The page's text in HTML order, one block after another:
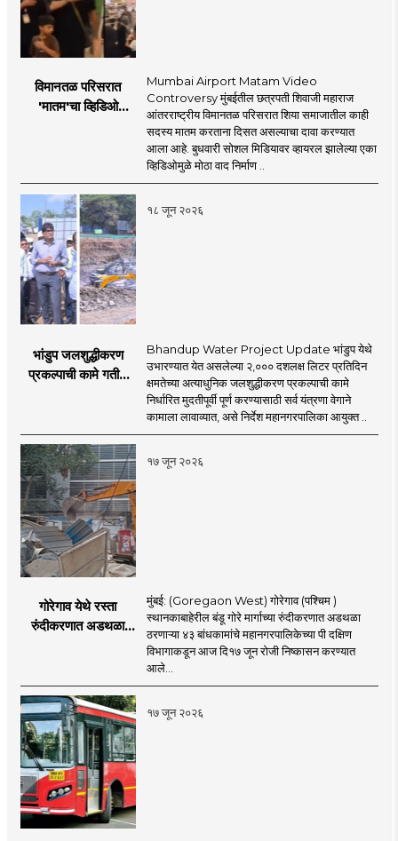
विमानतळ परिसरात
'मातम'चा व्हिडिओ
Mumbai Airport Matam Video
Controversy मुंबईतील छत्रपती शिवाजी महाराज
आंतरराष्ट्रीय विमानतळ परिसरात शिया समाजातील काही
सदस्य मातम करताना दिसत असल्याचा दावा करण्यात
आला आहे. बुधवारी सोशल मिडियावर व्हायरल झालेल्या एका
व्हिडिओमुळे मोठा वाद निर्माण ..
१८ जून २०२६
भांडुप जलशुद्धीकरण
प्रकल्पाची कामे गतीने
Bhandup Water Project Update भांडुप येथे
उभारण्यात येत असलेल्या २,००० दशलक्ष लिटर प्रतिदिन
क्षमतेच्या अत्याधुनिक जलशुद्धीकरण प्रकल्पाची कामे
निर्धारित मुदतीपूर्वी पूर्ण करण्यासाठी सर्व यंत्रणा वेगाने
कामाला लावाव्यात, असे निर्देश महानगरपालिका आयुक्त ..
१७ जून २०२६
गोरेगाव येथे रस्ता
रुंदीकरणात अडथळा
मुंबई: (Goregaon West) गोरेगाव (पश्चिम )
स्थानकाबाहेरील बंडू गोरे मार्गाच्या रुंदीकरणात अडथळा
ठरणाऱ्या ४३ बांधकामांचे महानगरपालिकेच्या पी दक्षिण
विभागाकडून आज दि१७ जून रोजी निष्कासन करण्यात
आले...
१७ जून २०२६